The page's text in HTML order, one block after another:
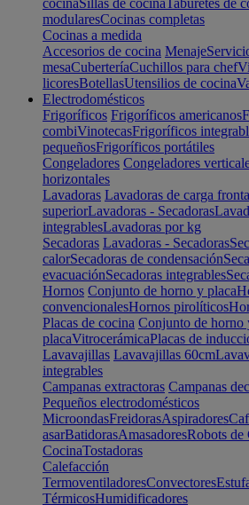
cocinaSillas de cocinaTaburetes de
modularesCocinas completas
Cocinas a medida
Accesorios de cocina Menaje
mesaCuberteríaCuchillos para chef
licoresBotellasUtensilios de cocina
Electrodomésticos
Frigoríficos Frigoríficos americanos
combiVinotecasFrigoríficos
pequeñosFrigoríficos portátiles
Congeladores Congeladores
horizontales
Lavadoras Lavadoras de carga
superiorLavadoras - Secadoras
integrablesLavadoras por kg
Secadoras Lavadoras - Secadoras
calorSecadoras de condensación
evacuaciónSecadoras integrables
Hornos Conjunto de horno y placa
convencionalesHornos pirolíticos
Placas de cocina Conjunto de horno
placaVitrocerámicaPlacas de
Lavavajillas Lavavajillas 60cm
integrables
Campanas extractoras Campanas
Pequeños electrodomésticos
MicroondasFreidorasAspiradores
asarBatidorasAmasadoresRobots de
CocinaTostadoras
Calefacción
TermoventiladoresConvectores
TérmicosHumidificadores